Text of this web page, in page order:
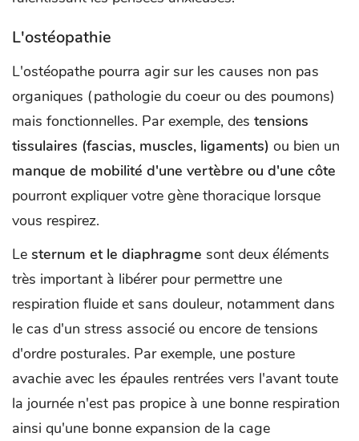
L'ostéopathie
L'ostéopathe pourra agir sur les causes non pas
organiques (pathologie du coeur ou des poumons)
mais fonctionnelles. Par exemple, des tensions
tissulaires (fascias, muscles, ligaments) ou bien un
manque de mobilité d'une vertèbre ou d'une côte
pourront expliquer votre gène thoracique lorsque
vous respirez.
Le sternum et le diaphragme sont deux éléments
très important à libérer pour permettre une
respiration fluide et sans douleur, notamment dans
le cas d'un stress associé ou encore de tensions
d'ordre posturales. Par exemple, une posture
avachie avec les épaules rentrées vers l'avant toute
la journée n'est pas propice à une bonne respiration
ainsi qu'une bonne expansion de la cage